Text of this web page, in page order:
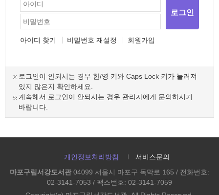
로그인
아이디 찾기 비밀번호 재설정 회원가입
로그인이 안되시는 경우 한/영 키와 Caps Lock 키가 눌러져
있지 않은지 확인하세요.
계속해서 로그인이 안되시는 경우 관리자에게 문의하시기
바랍니다.
개인정보처리방침
서비스문의
마포구립서강도서관 04099 서울시 마포구 독막로 165 / 전화번호:
02-3141-7053 / 팩스번호: 02-3141-7059